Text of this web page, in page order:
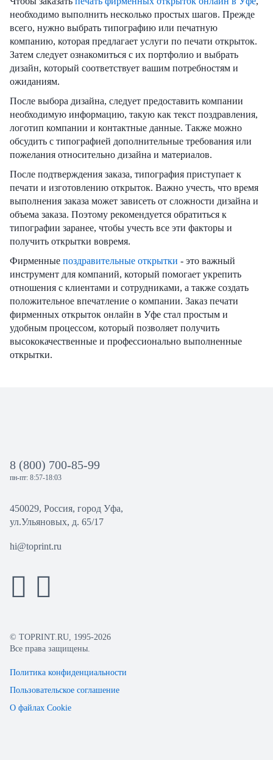
необходимо выполнить несколько простых шагов. Прежде
всего, нужно выбрать типографию или печатную
компанию, которая предлагает услуги по печати открыток.
Затем следует ознакомиться с их портфолио и выбрать
дизайн, который соответствует вашим потребностям и
ожиданиям.
После выбора дизайна, следует предоставить компании
необходимую информацию, такую как текст поздравления,
логотип компании и контактные данные. Также можно
обсудить с типографией дополнительные требования или
пожелания относительно дизайна и материалов.
После подтверждения заказа, типография приступает к
печати и изготовлению открыток. Важно учесть, что время
выполнения заказа может зависеть от сложности дизайна и
объема заказа. Поэтому рекомендуется обратиться к
типографии заранее, чтобы учесть все эти факторы и
получить открытки вовремя.
Фирменные поздравительные открытки - это важный
инструмент для компаний, который помогает укрепить
отношения с клиентами и сотрудниками, а также создать
положительное впечатление о компании. Заказ печати
фирменных открыток онлайн в Уфе стал простым и
удобным процессом, который позволяет получить
высококачественные и профессионально выполненные
открытки.
8 (800) 700-85-99
пн-пт: 8:57-18:03
450029, Россия, город Уфа,
ул.Ульяновых, д. 65/17
hi@toprint.ru
© TOPRINT.RU, 1995-2026
Все права защищены.
Политика конфиденциальности
Пользовательское соглашение
О файлах Cookie